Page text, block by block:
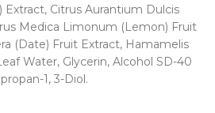
Extract, Citrus Aurantium Dulcis
Medica Limonum (Lemon) Fruit
(Date) Fruit Extract, Hamamelis
Water, Glycerin, Alcohol SD-40
1, 3-Diol.